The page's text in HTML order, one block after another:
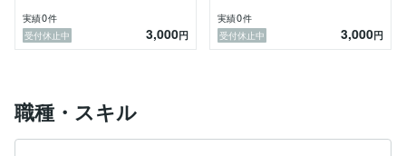
実績0件
受付休止中
3,000円
実績0件
受付休止中
3,000円
職種・スキル